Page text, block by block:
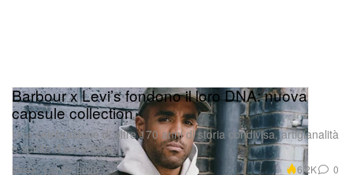
Moda
Barbour x Levi’s fondono il loro DNA: nuova
capsule collection
Una celebrazione di oltre 170 anni di storia condivisa, artigianalità
e spirito d’avventura.
Oct 30, 2025 6.2K 0